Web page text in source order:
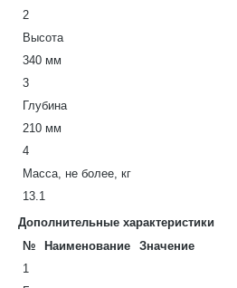
2
Высота
340 мм
3
Глубина
210 мм
4
Масса, не более, кг
13.1
Дополнительные характеристики
№
Наименование
Значение
1